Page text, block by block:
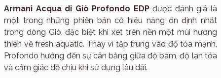
Armani Acqua di Giò Profondo EDPđược đánh giá là
một trong những phiên bản có hiệu năng ổn định nhất
trong dòng Giò, đặc biệt khi xét trên nền một mùi hương
thiên về fresh aquatic. Thay vì tập trung vào độ tỏa mạnh,
Profondo hướng đến sự cân bằng giữa độ bám, độ lan tỏa
và cảm giác dễ chịu khi sử dụng lâu dài.